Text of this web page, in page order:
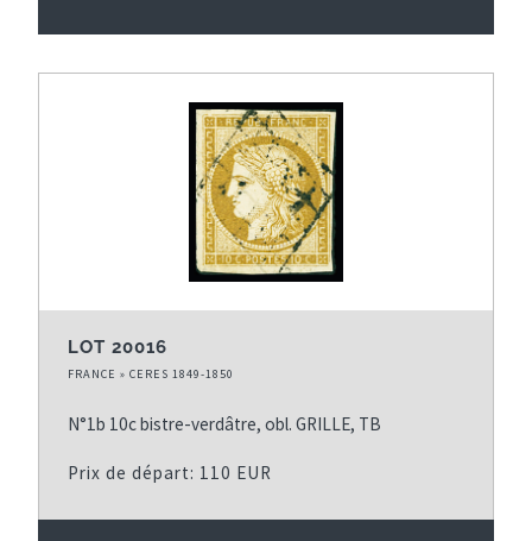
LOT 20016
FRANCE » CERES 1849-1850
N°1b 10c bistre-verdâtre, obl. GRILLE, TB
Prix de départ: 110 EUR